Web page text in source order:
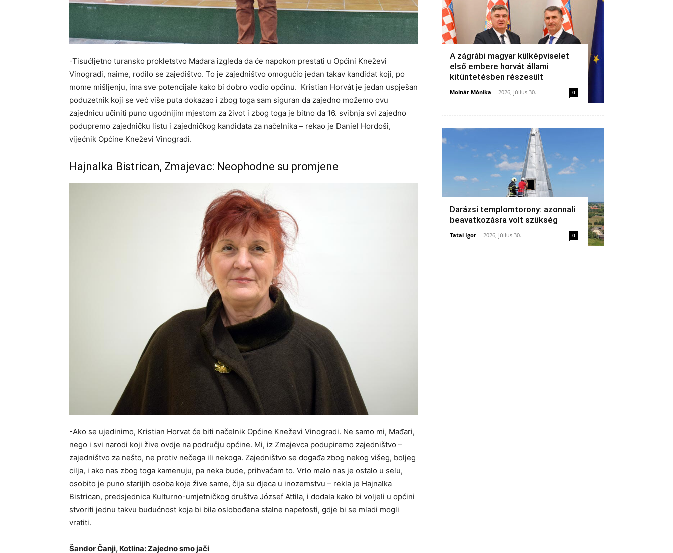
-Tisućljetno turansko prokletstvo Mađara izgleda da će napokon prestati u Općini Kneževi
Vinogradi, naime, rodilo se zajedištvo. To je zajedništvo omogućio jedan takav kandidat koji, po
mome mišljenju, ima sve potencijale kako bi dobro vodio općinu. Kristian Horvát je jedan uspješan
poduzetnik koji se već više puta dokazao i zbog toga sam siguran da zajedno možemo ovu
zajednicu učiniti puno ugodnijim mjestom za život i zbog toga je bitno da 16. svibnja svi zajedno
podupremo zajedničku listu i zajedničkog kandidata za načelnika – rekao je Daniel Hordoši,
vijećnik Općine Kneževi Vinogradi.
Hajnalka Bistrican, Zmajevac: Neophodne su promjene
-Ako se ujedinimo, Kristian Horvat će biti načelnik Općine Kneževi Vinogradi. Ne samo mi, Mađari,
nego i svi narodi koji žive ovdje na području općine. Mi, iz Zmajevca podupiremo zajedništvo –
zajedništvo za nešto, ne protiv nečega ili nekoga. Zajedništvo se događa zbog nekog višeg, boljeg
cilja, i ako nas zbog toga kamenuju, pa neka bude, prihvaćam to. Vrlo malo nas je ostalo u selu,
osobito je puno starijih osoba koje žive same, čija su djeca u inozemstvu – rekla je Hajnalka
Bistrican, predsjednica Kulturno-umjetničkog društva József Attila, i dodala kako bi voljeli u općini
stvoriti jednu takvu budućnost koja bi bila oslobođena stalne napetosti, gdje bi se mladi mogli
vratiti.
Šandor Čanji, Kotlina: Zajedno smo jači
A zágrábi magyar külképviselet
első embere horvát állami
kitüntetésben részesült
Molnár Mónika - 2026, július 30. 0
Darázsi templomtorony: azonnali
beavatkozásra volt szükség
Tatai Igor - 2026, július 30. 0